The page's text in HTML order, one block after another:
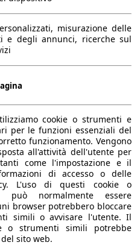
4970 mm
1420 mm
1910 mm
-
-
5
4
-
-
-
535 - 1390 l
km (komb.)
misurazione delle
e degli annunci, ricerche sul
cookie o strumenti e
per le funzioni essenziali del
funzionamento. Vengono
all'attività dell'utente per
come l'impostazione e il
di accesso o delle
L'uso di questi cookie o
normalmente essere
browser potrebbero bloccare
simili o avvisare l'utente. Il
o strumenti simili potrebbe
sito web.